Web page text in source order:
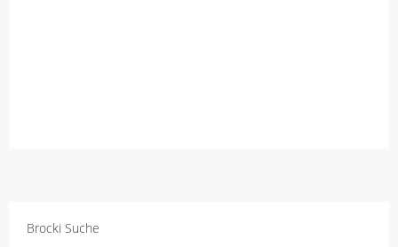
Brocki Suche